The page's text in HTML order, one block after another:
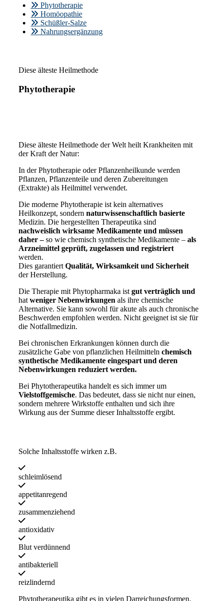
Phytotherapie
Homöopathie
Schüßler-Salze
Nahrungsergänzung
Diese älteste Heilmethode
Phytotherapie
Diese älteste Heilmethode der Welt heilt Krankheiten mit
der Kraft der Natur:
In der Phytotherapie oder Pflanzenheilkunde werden
Pflanzen, Pflanzenteile und deren Zubereitungen
(Extrakte) als Heilmittel verwendet.
Die moderne Phytotherapie ist kein alternatives
Heilkonzept, sondern naturwissenschaftlich basierte
Medizin. Die hergestellten Therapeutika sind
nachweislich wirksame Medikamente und müssen
daher –so wie chemisch synthetische Medikamente – als
Arzneimittel geprüft, zugelassen und registriert
werden.
Dies garantiert Qualität, Wirksamkeit und Sicherheit
der Herstellung.
Die Therapie mit Phytopharmaka ist gut verträglich und
hat weniger Nebenwirkungen als ihre chemische
Alternative. Sie kann sowohl für akute als auch chronische
Beschwerden empfohlen werden. Nicht geeignet ist sie für
die Notfallmedizin.
Bei chronischen Erkrankungen können durch die
zusätzliche Gabe von pflanzlichen Heilmitteln chemisch
synthetische Medikamente eingespart und deren
Nebenwirkungen reduziert werden.
Bei Phytotherapeutika handelt es sich immer um
Vielstoffgemische. Das bedeutet, dass sie nicht nur einen,
sondern mehrere Wirkstoffe enthalten und sich ihre
Wirkung aus der Summe dieser Inhaltsstoffe ergibt.
Solche Inhaltsstoffe wirken z.B.
schleimlösend
appetitanregend
zusammenziehend
antioxidativ
Blut verdünnend
antibakteriell
reizlindernd
Phytotherapeutika gibt es in vielen Darreichungsformen.